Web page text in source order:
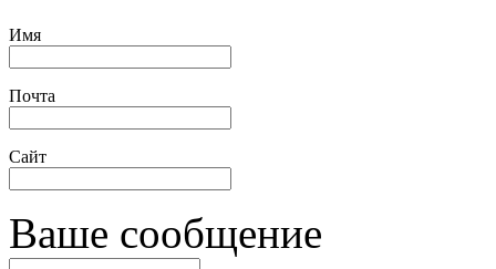
Имя
Почта
Сайт
Ваше сообщение